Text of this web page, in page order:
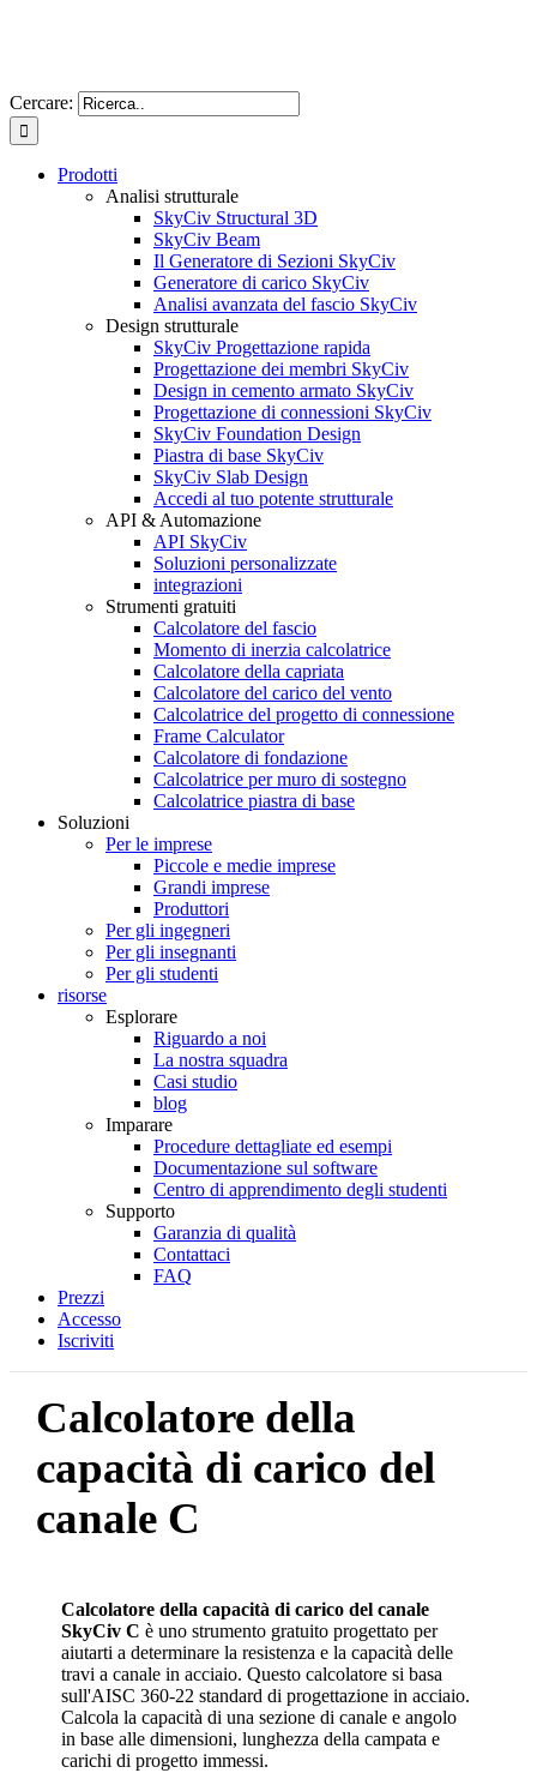
Cercare:
Prodotti
Analisi strutturale
SkyCiv Structural 3D
SkyCiv Beam
Il Generatore di Sezioni SkyCiv
Generatore di carico SkyCiv
Analisi avanzata del fascio SkyCiv
Design strutturale
SkyCiv Progettazione rapida
Progettazione dei membri SkyCiv
Design in cemento armato SkyCiv
Progettazione di connessioni SkyCiv
SkyCiv Foundation Design
Piastra di base SkyCiv
SkyCiv Slab Design
Accedi al tuo potente strutturale
API & Automazione
API SkyCiv
Soluzioni personalizzate
integrazioni
Strumenti gratuiti
Calcolatore del fascio
Momento di inerzia calcolatrice
Calcolatore della capriata
Calcolatore del carico del vento
Calcolatrice del progetto di connessione
Frame Calculator
Calcolatore di fondazione
Calcolatrice per muro di sostegno
Calcolatrice piastra di base
Soluzioni
Per le imprese
Piccole e medie imprese
Grandi imprese
Produttori
Per gli ingegneri
Per gli insegnanti
Per gli studenti
risorse
Esplorare
Riguardo a noi
La nostra squadra
Casi studio
blog
Imparare
Procedure dettagliate ed esempi
Documentazione sul software
Centro di apprendimento degli studenti
Supporto
Garanzia di qualità
Contattaci
FAQ
Prezzi
Accesso
Iscriviti
Calcolatore della
capacità di carico del
canale C
Calcolatore della capacità di carico del canale
SkyCiv C è uno strumento gratuito progettato per
aiutarti a determinare la resistenza e la capacità delle
travi a canale in acciaio. Questo calcolatore si basa
sull'AISC 360-22 standard di progettazione in acciaio.
Calcola la capacità di una sezione di canale e angolo
in base alle dimensioni, lunghezza della campata e
carichi di progetto immessi.